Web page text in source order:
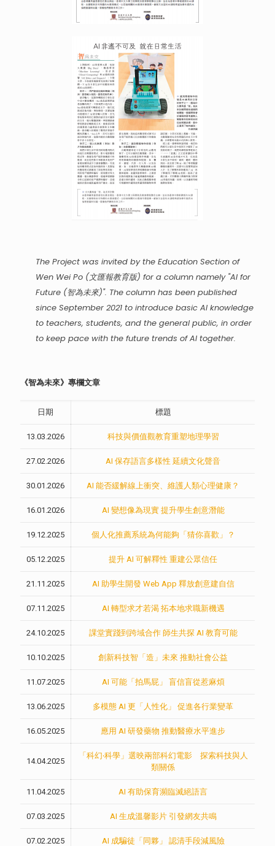
The Project was invited by the Education Section of
Wen Wei Po (文匯報教育版) for a column namely "AI for
Future (智為未來)". The column has been published
since September 2021 to introduce basic AI knowledge
to teachers, students, and the general public, in order
to keep pace with the future trends of AI together.
《智為未來》專欄文章
日期 標題
13.03.2026 科技與價值觀教育重塑地理學習
27.02.2026 AI 保存語言多樣性 延續文化聲音
30.01.2026 AI 能否緩解線上衝突、維護人類心理健康？
16.01.2026 AI 變想像為現實 提升學生創意潛能
19.12.2025 個人化推薦系統為何能夠「猜你喜歡」？
05.12.2025 提升 AI 可解釋性 重建公眾信任
21.11.2025 AI 助學生開發 Web App 釋放創意建自信
07.11.2025 AI 轉型求才若渴 拓本地求職新機遇
24.10.2025 課堂實踐到跨域合作 師生共探 AI 教育可能
10.10.2025 創新科技智「造」未來 推動社會公益
11.07.2025 AI 可能「拍馬屁」 盲信盲從惹麻煩
13.06.2025 多模態 AI 更「人性化」 促進各行業變革
16.05.2025 應用 AI 研發藥物 推動醫療水平進步
14.04.2025
「科幻‧科學」選映兩部科幻電影 探索科技與人
類關係
11.04.2025 AI 有助保育瀕臨滅絕語言
07.03.2025 AI 生成溫馨影片 引發網友共鳴
07.02.2025 AI 成騙徒「同夥」 認清手段減風險